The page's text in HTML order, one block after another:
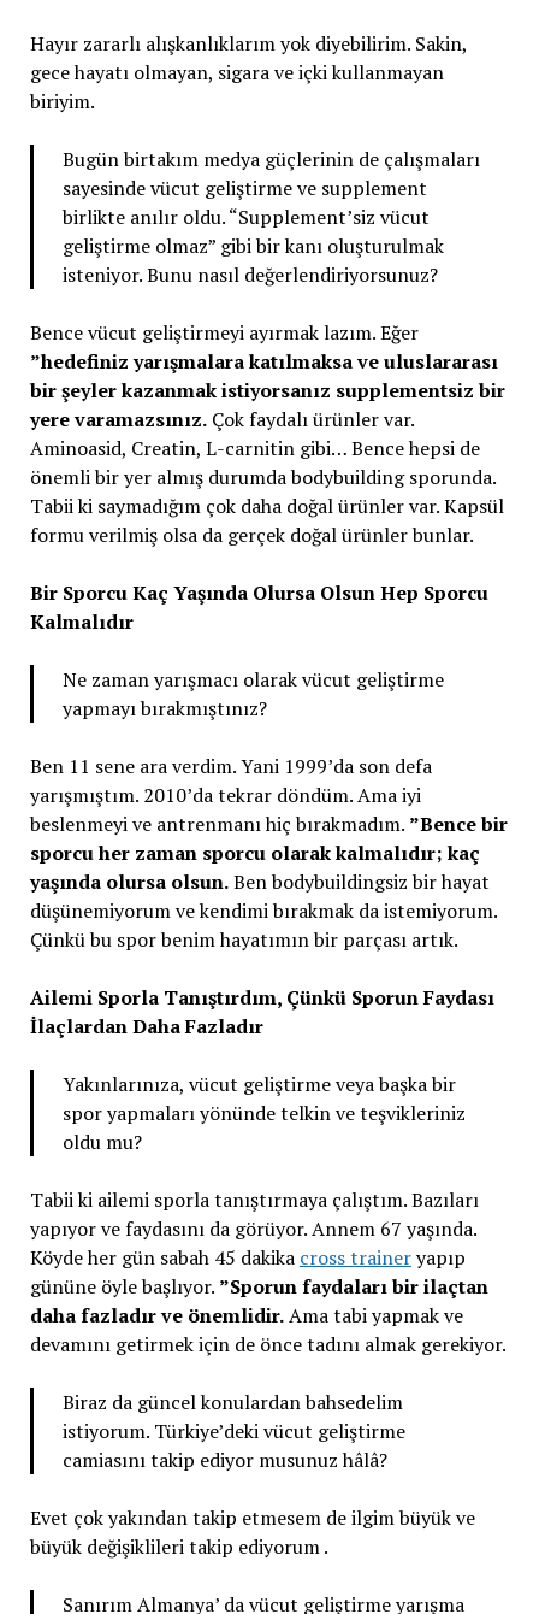
Hayır zararlı alışkanlıklarım yok diyebilirim. Sakin,
gece hayatı olmayan, sigara ve içki kullanmayan
biriyim.
Bugün birtakım medya güçlerinin de çalışmaları
sayesinde vücut geliştirme ve supplement
birlikte anılır oldu. “Supplement’siz vücut
geliştirme olmaz” gibi bir kanı oluşturulmak
isteniyor. Bunu nasıl değerlendiriyorsunuz?
Bence vücut geliştirmeyi ayırmak lazım. Eğer
”hedefiniz yarışmalara katılmaksa ve uluslararası
bir şeyler kazanmak istiyorsanız supplementsiz bir
yere varamazsınız.Çok faydalı ürünler var.
Aminoasid, Creatin, L-carnitin gibi… Bence hepsi de
önemli bir yer almış durumda bodybuilding sporunda.
Tabii ki saymadığım çok daha doğal ürünler var. Kapsül
formu verilmiş olsa da gerçek doğal ürünler bunlar.
Bir Sporcu Kaç Yaşında Olursa Olsun Hep Sporcu
Kalmalıdır
Ne zaman yarışmacı olarak vücut geliştirme
yapmayı bırakmıştınız?
Ben 11 sene ara verdim. Yani 1999’da son defa
yarışmıştım. 2010’da tekrar döndüm. Ama iyi
beslenmeyi ve antrenmanı hiç bırakmadım. ”Bence bir
sporcu her zaman sporcu olarak kalmalıdır; kaç
yaşında olursa olsun.Ben bodybuildingsiz bir hayat
düşünemiyorum ve kendimi bırakmak da istemiyorum.
Çünkü bu spor benim hayatımın bir parçası artık.
Ailemi Sporla Tanıştırdım, Çünkü Sporun Faydası
İlaçlardan Daha Fazladır
Yakınlarınıza, vücut geliştirme veya başka bir
spor yapmaları yönünde telkin ve teşvikleriniz
oldu mu?
Tabii ki ailemi sporla tanıştırmaya çalıştım. Bazıları
yapıyor ve faydasını da görüyor. Annem 67 yaşında.
Köyde her gün sabah 45 dakika cross traineryapıp
gününe öyle başlıyor. ”Sporun faydaları bir ilaçtan
daha fazladır ve önemlidir.Ama tabi yapmak ve
devamını getirmek için de önce tadını almak gerekiyor.
Biraz da güncel konulardan bahsedelim
istiyorum. Türkiye’deki vücut geliştirme
camiasını takip ediyor musunuz hâlâ?
Evet çok yakından takip etmesem de ilgim büyük ve
büyük değişiklileri takip ediyorum .
Sanırım Almanya’ da vücut geliştirme yarışma